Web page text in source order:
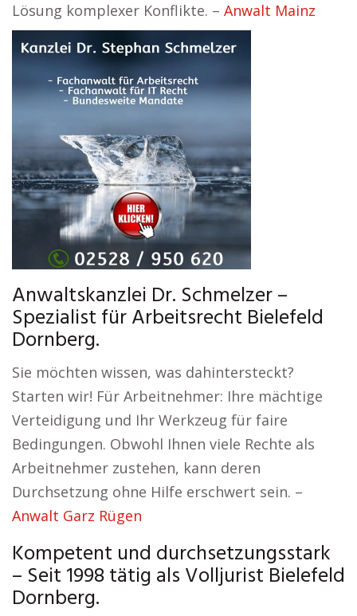
Lösung komplexer Konflikte. – Anwalt Mainz
Anwaltskanzlei Dr. Schmelzer –
Spezialist für Arbeitsrecht Bielefeld
Dornberg.
Sie möchten wissen, was dahintersteckt?
Starten wir! Für Arbeitnehmer: Ihre mächtige
Verteidigung und Ihr Werkzeug für faire
Bedingungen. Obwohl Ihnen viele Rechte als
Arbeitnehmer zustehen, kann deren
Durchsetzung ohne Hilfe erschwert sein. –
Anwalt Garz Rügen
Kompetent und durchsetzungsstark
– Seit 1998 tätig als Volljurist Bielefeld
Dornberg.